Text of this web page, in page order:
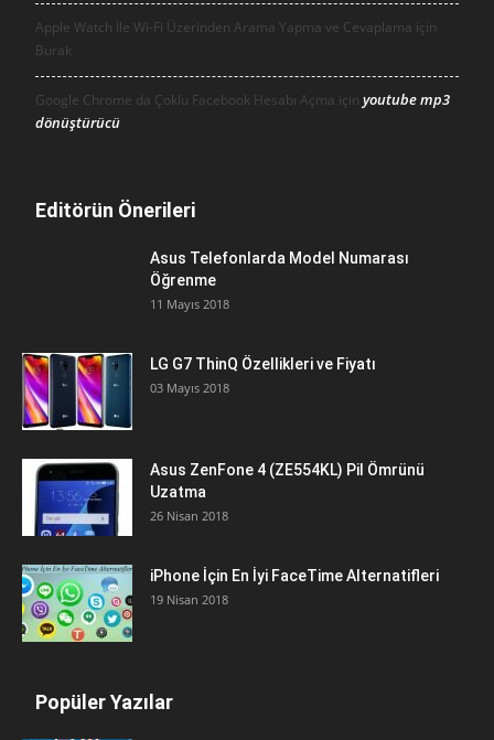
Apple Watch İle Wi-Fi Üzerinden Arama Yapma ve Cevaplama için
Burak
Google Chrome da Çoklu Facebook Hesabı Açma için youtube mp3
dönüştürücü
Editörün Önerileri
Asus Telefonlarda Model Numarası
Öğrenme
11 Mayıs 2018
LG G7 ThinQ Özellikleri ve Fiyatı
03 Mayıs 2018
Asus ZenFone 4 (ZE554KL) Pil Ömrünü
Uzatma
26 Nisan 2018
iPhone İçin En İyi FaceTime Alternatifleri
19 Nisan 2018
Popüler Yazılar